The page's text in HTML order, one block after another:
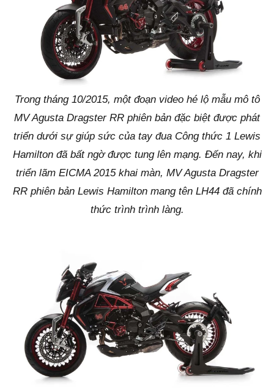
Trong tháng 10/2015, một đoạn video hé lộ mẫu mô tô
MV Agusta Dragster RR phiên bản đặc biệt được phát
triển dưới sự giúp sức của tay đua Công thức 1 Lewis
Hamilton đã bất ngờ được tung lên mạng. Đến nay, khi
triển lãm EICMA 2015 khai màn, MV Agusta Dragster
RR phiên bản Lewis Hamilton mang tên LH44 đã chính
thức trình trình làng.